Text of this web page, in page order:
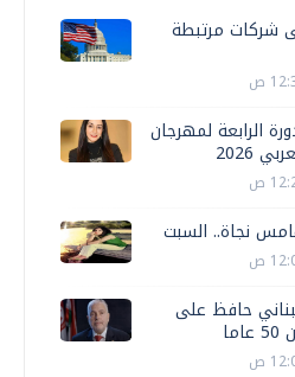
شركات مرتبطة
الرابعة لمهرجان
2026
نجاة.. السبت
حافظ على